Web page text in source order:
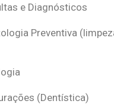
e Diagnósticos
Preventiva
(Dentística)